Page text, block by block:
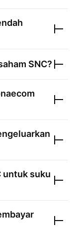
SNC?
untuk suku